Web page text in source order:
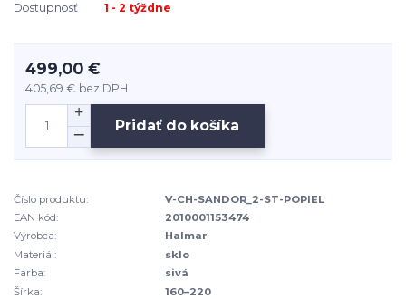
Dostupnosť 1 - 2 týždne
499,00 €
405,69 € bez DPH
Pridať do košíka
Číslo produktu:
V-CH-SANDOR_2-ST-POPIEL
EAN kód:
2010001153474
Výrobca:
Halmar
Materiál:
sklo
Farba:
sivá
Šírka:
160–220